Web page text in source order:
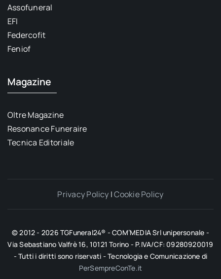
Assofuneral
EFI
Federcofit
Feniof
Magazine
Oltre Magazine
Resonance Funeraire
Tecnica Editoriale
Privacy Policy |Cookie Policy
© 2012 - 2026 TGFuneral24® - COM’MEDIA Srl unipersonale -
Via Sebastiano Valfrè 16, 10121 Torino - P.IVA/CF: 09280920019
- Tutti i diritti sono riservati - Tecnologia e Comunicazione di
PerSempreConTe.it